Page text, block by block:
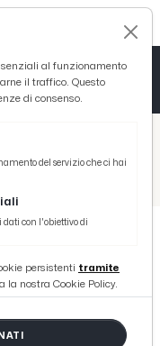
e Mancosu post gara
le voci di
post
al funzionamento
il traffico. Questo
di consenso.
del servizio che ci hai
con l'obiettivo di
persistenti tramite
la nostra Cookie Policy.